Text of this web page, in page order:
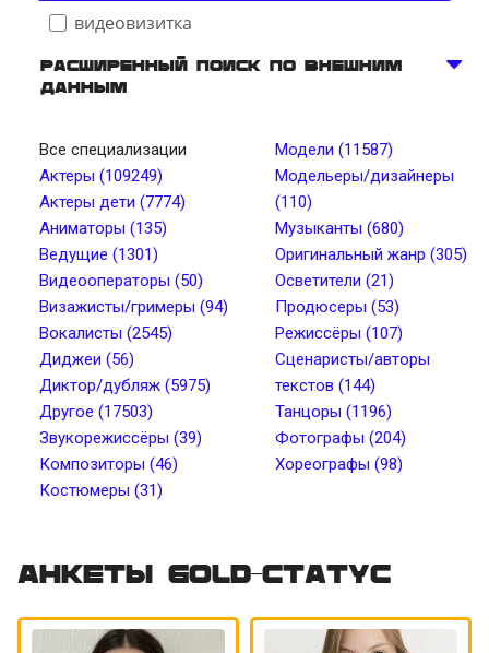
видеовизитка
Расширенный поиск по внешним
данным
Рост, см от Рост, см до
Вес, кг до
Тембр голоса Длина волос
Цвет волос
Все специализации
Актеры (109249)
Актеры дети (7774)
Аниматоры (135)
Ведущие (1301)
Видеооператоры (50)
Визажисты/гримеры (94)
Вокалисты (2545)
Диджеи (56)
Диктор/дубляж (5975)
Другое (17503)
Звукорежиссёры (39)
Композиторы (46)
Костюмеры (31)
Модели (11587)
Модельеры/дизайнеры
(110)
Музыканты (680)
Оригинальный жанр (305)
Осветители (21)
Продюсеры (53)
Режиссёры (107)
Сценаристы/авторы
текстов (144)
Танцоры (1196)
Фотографы (204)
Хореографы (98)
Анкеты Gold-статус